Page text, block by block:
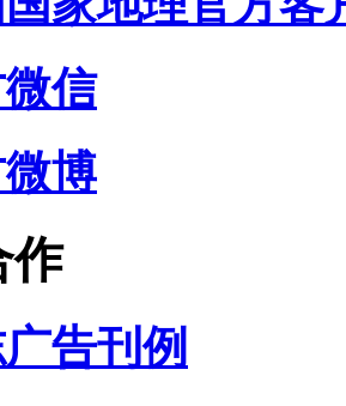
信
博
作
告刊例